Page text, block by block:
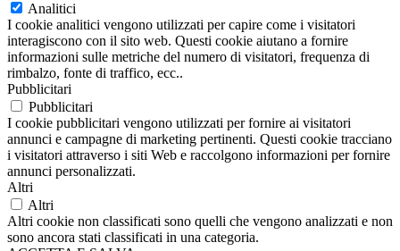
Analitici
I cookie analitici vengono utilizzati per capire come i visitatori
interagiscono con il sito web. Questi cookie aiutano a fornire
informazioni sulle metriche del numero di visitatori, frequenza di
rimbalzo, fonte di traffico, ecc..
Pubblicitari
Pubblicitari
I cookie pubblicitari vengono utilizzati per fornire ai visitatori
annunci e campagne di marketing pertinenti. Questi cookie tracciano
i visitatori attraverso i siti Web e raccolgono informazioni per fornire
annunci personalizzati.
Altri
Altri
Altri cookie non classificati sono quelli che vengono analizzati e non
sono ancora stati classificati in una categoria.